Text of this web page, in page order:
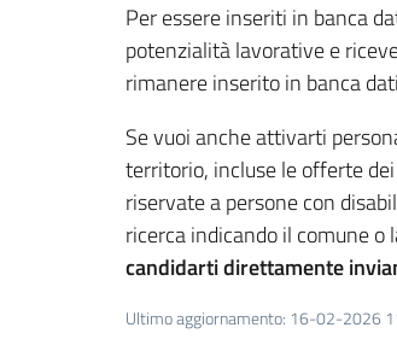
Per essere inseriti in banca
potenzialità lavorative e
rimanere inserito in banca
Se vuoi anche attivarti
territorio, incluse le offerte
riservate a persone con
ricerca indicando il comune o
candidarti direttamente
Ultimo aggiornamento: 16-02-2026